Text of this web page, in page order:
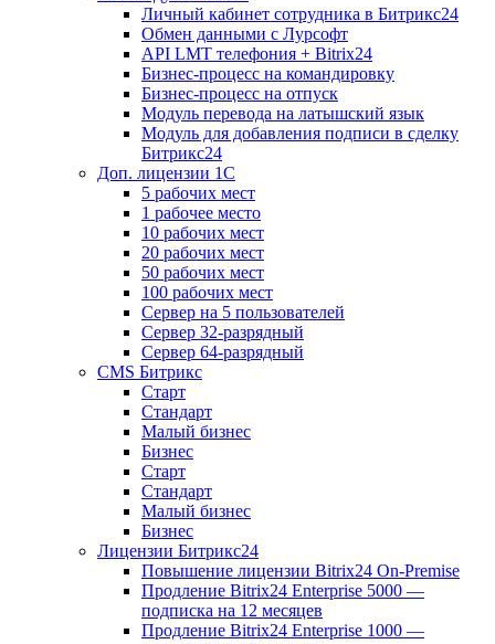
Личный кабинет сотрудника в Битрикс24
Обмен данными с Лурсофт
API LMT телефония + Bitrix24
Бизнес-процесс на командировку
Бизнес-процесс на отпуск
Модуль перевода на латышский язык
Модуль для добавления подписи в сделку
Битрикс24
Доп. лицензии 1С
5 рабочих мест
1 рабочее место
10 рабочих мест
20 рабочих мест
50 рабочих мест
100 рабочих мест
Сервер на 5 пользователей
Сервер 32-разрядный
Сервер 64-разрядный
CMS Битрикс
Старт
Стандарт
Малый бизнес
Бизнес
Старт
Стандарт
Малый бизнес
Бизнес
Лицензии Битрикс24
Повышение лицензии Bitrix24 On-Premise
Продление Bitrix24 Enterprise 5000 —
подписка на 12 месяцев
Продление Bitrix24 Enterprise 1000 —